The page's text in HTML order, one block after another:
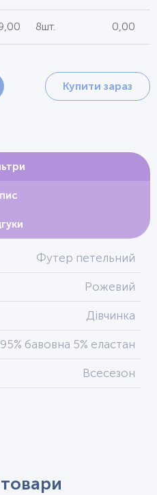
8шт. 0,00
Купити зараз
Футер петельний
Рожевий
Дівчинка
95% бавовна 5% еластан
Всесезон